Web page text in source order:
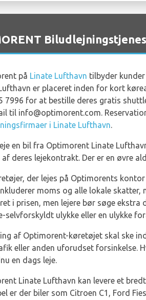
på Linate Lufthavn tilbyder
er placeret inden for kort
7996 for at bestille deres gratis
til info@optimorent.com.
i Linate Lufthavn.
en bil fra Optimorent Linate
deres lejekontrakt. Der er en øvre
der lejes på Optimorents
moms og alle lokale
i prisen, men lejere bør søge
selvforskyldt ulykke eller en ulykke
af Optimorent-køretøjet skal ske
eller anden uforudset forsinkelse.
en dags leje.
Linate Lufthavn kan levere et
er der biler som Citroen C1, Ford